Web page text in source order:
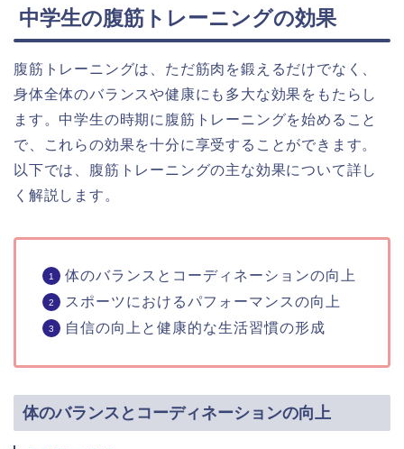
中学生の腹筋トレーニングの効果
腹筋トレーニングは、ただ筋肉を鍛えるだけでなく、
身体全体のバランスや健康にも多大な効果をもたらし
ます。中学生の時期に腹筋トレーニングを始めること
で、これらの効果を十分に享受することができます。
以下では、腹筋トレーニングの主な効果について詳し
く解説します。
体のバランスとコーディネーションの向上
スポーツにおけるパフォーマンスの向上
自信の向上と健康的な生活習慣の形成
体のバランスとコーディネーションの向上